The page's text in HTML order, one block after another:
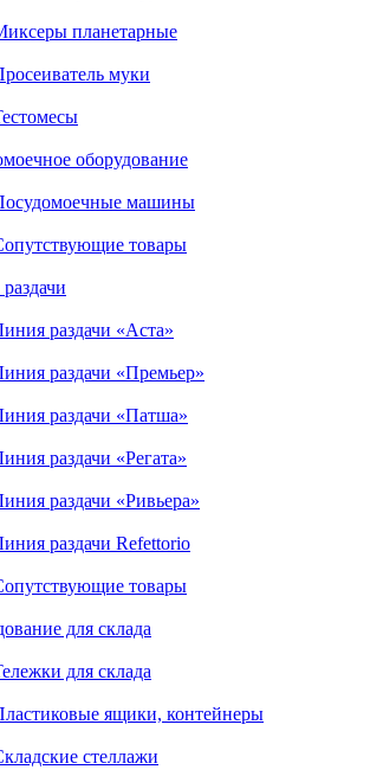
планетарные
муки
оборудование
машины
товары
раздачи «Аста»
раздачи «Премьер»
раздачи «Патша»
раздачи «Регата»
раздачи «Ривьера»
раздачи Refettorio
товары
для склада
для склада
ящики, контейнеры
стеллажи